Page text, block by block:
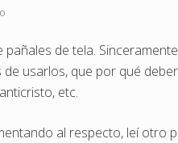
de tela.
usarlos, que por qué
etc.
al respecto, leí otro